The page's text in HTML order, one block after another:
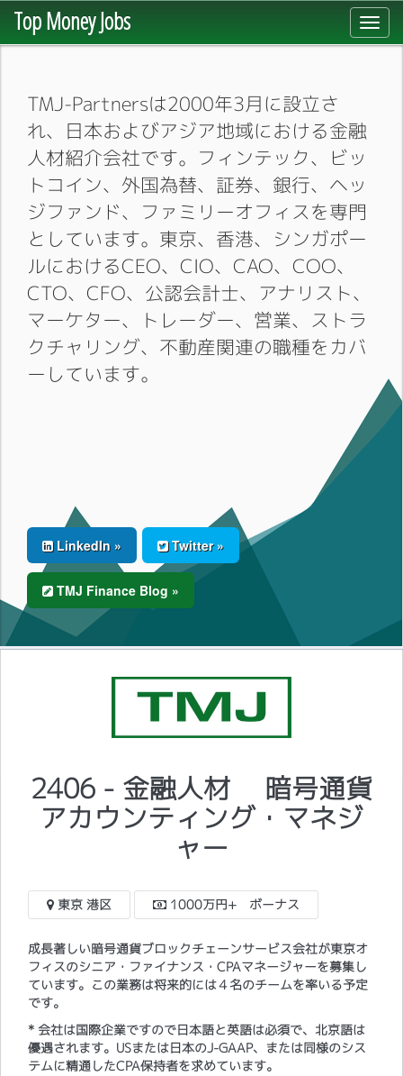
Top Money Jobs
TMJ-Partnersは2000年3月に設立さ
れ、日本およびアジア地域における金融
人材紹介会社です。フィンテック、ビッ
トコイン、外国為替、証券、銀行、ヘッ
ジファンド、ファミリーオフィスを専門
としています。東京、香港、シンガポー
ルにおけるCEO、CIO、CAO、COO、
CTO、CFO、公認会計士、アナリスト、
マーケター、トレーダー、営業、ストラ
クチャリング、不動産関連の職種をカバ
ーしています。
LinkedIn » Twitter »
TMJ Finance Blog »
2406 - 金融人材 暗号通貨
アカウンティング・マネジ
ャー
東京 港区 1000万円+ ボーナス
成長著しい暗号通貨ブロックチェーンサービス会社が東京オ
フィスのシニア・ファイナンス・CPAマネージャーを募集し
ています。この業務は将来的には４名のチームを率いる予定
です。
* 会社は国際企業ですので日本語と英語は必須で、北京語は
優遇されます。USまたは日本のJ-GAAP、または同様のシス
テムに精通したCPA保持者を求めています。